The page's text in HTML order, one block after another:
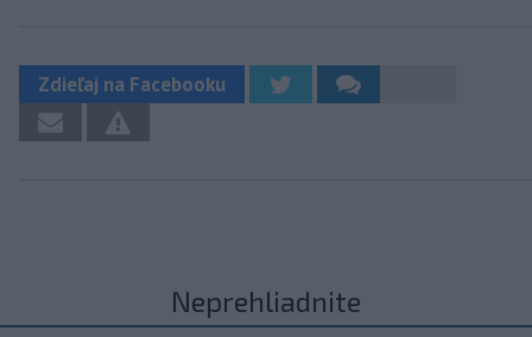
Zdieľaj na Facebooku
Neprehliadnite